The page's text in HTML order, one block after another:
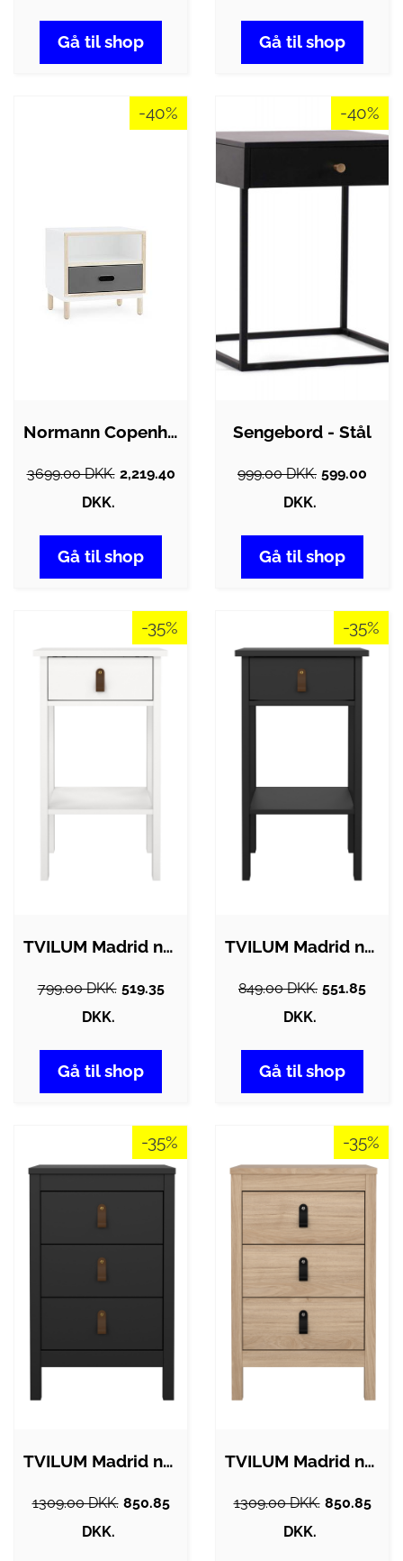
Gå til shop Gå til shop
-40%
Normann Copenhagen Kabino sengebord -…
3699.00 DKK. 2,219.40
DKK.
Gå til shop
-40%
Sengebord - Stål
999.00 DKK. 599.00
DKK.
Gå til shop
-35%
TVILUM Madrid natbord, m. 1 hylde og 1…
799.00 DKK. 519.35
DKK.
Gå til shop
-35%
TVILUM Madrid natbord, m. 1 hylde og 1…
849.00 DKK. 551.85
DKK.
Gå til shop
-35%
TVILUM Madrid natbord, m. 3 skuffer -…
1309.00 DKK. 850.85
DKK.
-35%
TVILUM Madrid natbord, m. 3 skuffer -…
1309.00 DKK. 850.85
DKK.